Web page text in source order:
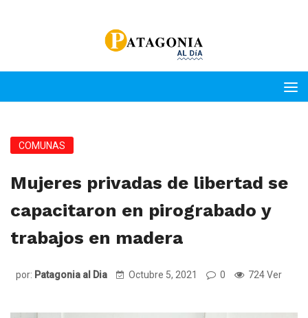
COMUNAS
Mujeres privadas de libertad se
capacitaron en pirograbado y
trabajos en madera
por: Patagonia al Dia Octubre 5, 2021 0 724 Ver